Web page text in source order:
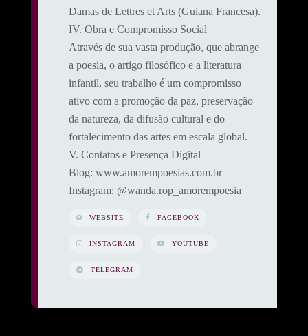
Damas de Lettres et Arts (Guiana Francesa).
​IV. Obra e Compromisso Social
​Através de sua vasta produção, que abrange
a poesia, o artigo filosófico e a literatura
infantil, seu trabalho é um compromisso
ativo com a promoção da paz, preservação
da natureza, da difusão cultural e do
fortalecimento das artes em escala global.
​V. Contatos e Presença Digital
​Blog: www.amorempoesias.com.br
​Instagram: @wanda.rop_amorempoesia
WEBSITE FACEBOOK
INSTAGRAM YOUTUBE
TELEGRAM